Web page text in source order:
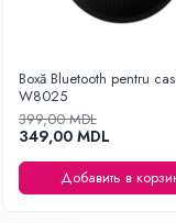
Boxă Bluetooth pentru
W8025
399,00 MDL
349,00 MDL
Добавить в